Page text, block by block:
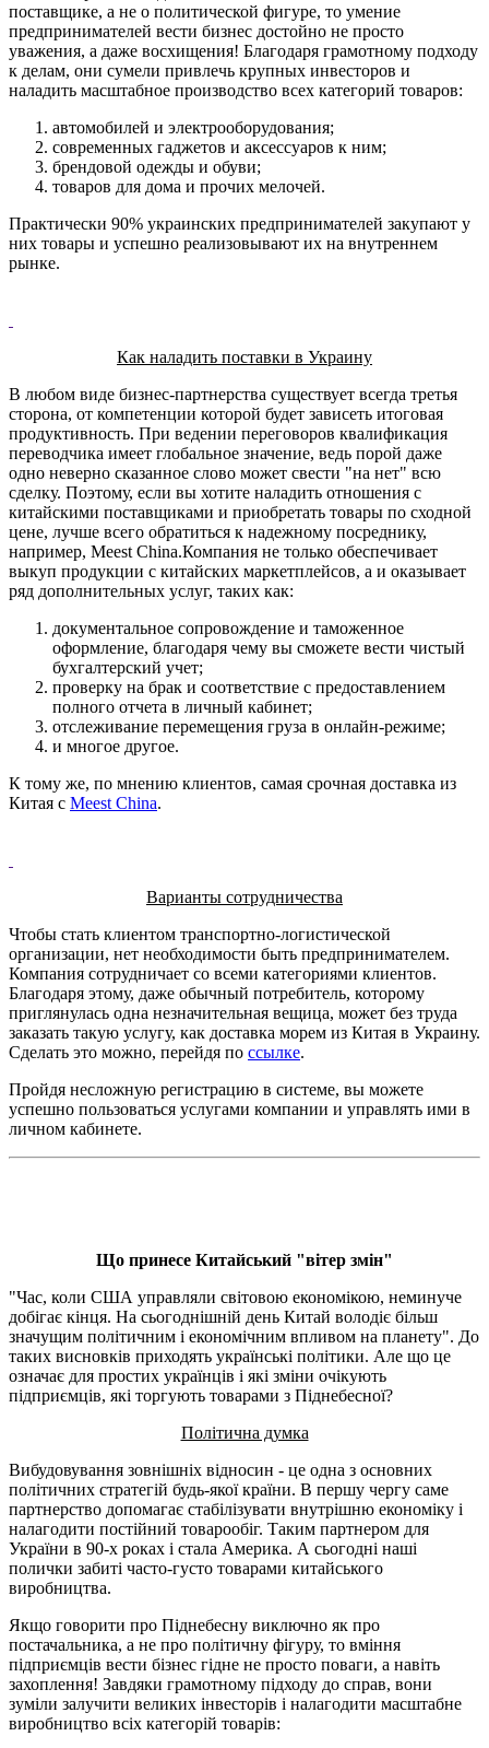
поставщике, а не о политической фигуре, то умение
предпринимателей вести бизнес достойно не просто
уважения, а даже восхищения! Благодаря грамотному подходу
к делам, они сумели привлечь крупных инвесторов и
наладить масштабное производство всех категорий товаров:
автомобилей и электрооборудования;
современных гаджетов и аксессуаров к ним;
брендовой одежды и обуви;
товаров для дома и прочих мелочей.
Практически 90% украинских предпринимателей закупают у
них товары и успешно реализовывают их на внутреннем
рынке.
Как наладить поставки в Украину
В любом виде бизнес-партнерства существует всегда третья
сторона, от компетенции которой будет зависеть итоговая
продуктивность. При ведении переговоров квалификация
переводчика имеет глобальное значение, ведь порой даже
одно неверно сказанное слово может свести "на нет" всю
сделку. Поэтому, если вы хотите наладить отношения с
китайскими поставщиками и приобретать товары по сходной
цене, лучше всего обратиться к надежному посреднику,
например, Meest China.Компания не только обеспечивает
выкуп продукции с китайских маркетплейсов, а и оказывает
ряд дополнительных услуг, таких как:
документальное сопровождение и таможенное
оформление, благодаря чему вы сможете вести чистый
бухгалтерский учет;
проверку на брак и соответствие с предоставлением
полного отчета в личный кабинет;
отслеживание перемещения груза в онлайн-режиме;
и многое другое.
К тому же, по мнению клиентов, самая срочная доставка из
Китая с Meest China.
Варианты сотрудничества
Чтобы стать клиентом транспортно-логистической
организации, нет необходимости быть предпринимателем.
Компания сотрудничает со всеми категориями клиентов.
Благодаря этому, даже обычный потребитель, которому
приглянулась одна незначительная вещица, может без труда
заказать такую услугу, как доставка морем из Китая в Украину.
Сделать это можно, перейдя по ссылке.
Пройдя несложную регистрацию в системе, вы можете
успешно пользоваться услугами компании и управлять ими в
личном кабинете.
Що принесе Китайський "вітер змін"
"Час, коли США управляли світовою економікою, неминуче
добігає кінця. На сьогоднішній день Китай володіє більш
значущим політичним і економічним впливом на планету". До
таких висновків приходять українські політики. Але що це
означає для простих українців і які зміни очікують
підприємців, які торгують товарами з Піднебесної?
Політична думка
Вибудовування зовнішніх відносин - це одна з основних
політичних стратегій будь-якої країни. В першу чергу саме
партнерство допомагає стабілізувати внутрішню економіку і
налагодити постійний товарообіг. Таким партнером для
України в 90-х роках і стала Америка. А сьогодні наші
полички забиті часто-густо товарами китайського
виробництва.
Якщо говорити про Піднебесну виключно як про
постачальника, а не про політичну фігуру, то вміння
підприємців вести бізнес гідне не просто поваги, а навіть
захоплення! Завдяки грамотному підходу до справ, вони
зуміли залучити великих інвесторів і налагодити масштабне
виробництво всіх категорій товарів: